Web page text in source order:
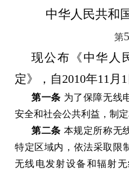
中华人民共和
第
现公布《中华人
定》，自2010年11月1
第一条 为了保障无线
安全和社会公共利益，制定
第二条 本规定所称无
特定区域内，依法采取限
无线电发射设备和辐射